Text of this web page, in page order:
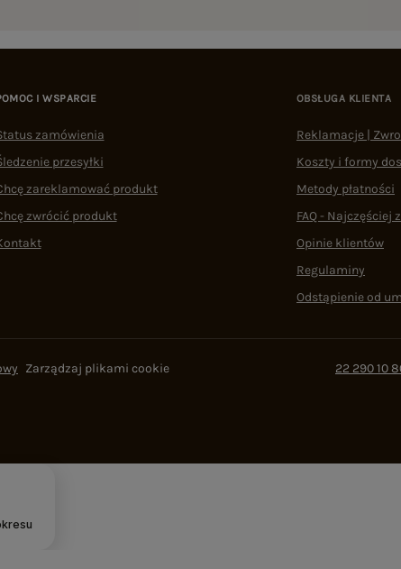
I WSPARCIE
zamówienia
przesyłki
zareklamować produkt
zwrócić produkt
OBSŁUGA KLIENTA
Reklamacje |
Koszty i formy
Metody płatności
FAQ - Najczęściej
Opinie klientów
Regulaminy
Odstąpienie od
Zarządzaj plikami cookie 22 290 10